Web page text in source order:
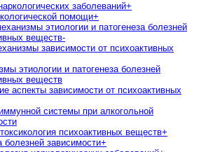
заболеваний+
помощи+
этиологии и патогенеза болезней
веществ-
зависимости от психоактивных
этиологии и патогенеза болезней
веществ
аспекты зависимости от психоактивных
системы при алкогольной
психоактивных веществ+
болезней зависимости+